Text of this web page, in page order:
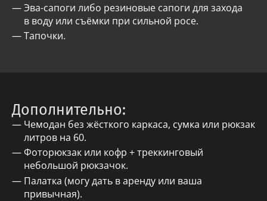
Эва-сапоги либо резиновые сапоги для захода
в воду или съёмки при сильной росе.
Тапочки.
Дополнительно:
Чемодан без жёсткого каркаса, сумка или рюкзак
литров на 60.
Фоторюкзак или кофр + треккинговый
небольшой рюкзачок.
Палатка (могу дать в аренду или ваша
привычная).